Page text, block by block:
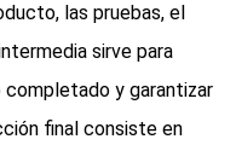
las pruebas, el
sirve para
y garantizar
final consiste en